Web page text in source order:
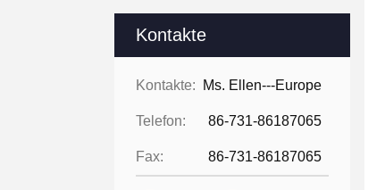
Kontakte
Kontakte: Ms. Ellen---Europe
Telefon: 86-731-86187065
Fax: 86-731-86187065